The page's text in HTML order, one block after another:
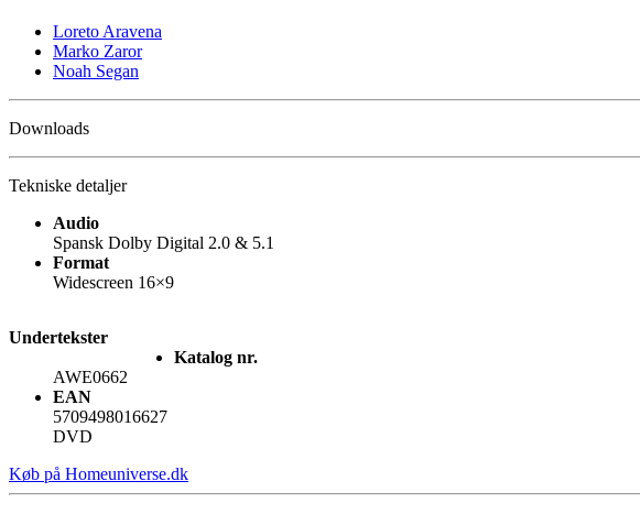
Loreto Aravena
Marko Zaror
Noah Segan
Downloads
Tekniske detaljer
Audio
Spansk Dolby Digital 2.0 & 5.1
Format
Widescreen 16×9
Undertekster
Katalog nr.
AWE0662
EAN
5709498016627
DVD
Køb på Homeuniverse.dk